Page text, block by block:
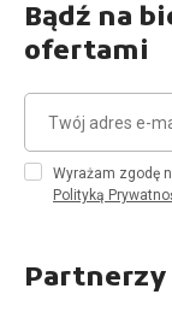
Bądź na
ofertami
Wyrażam zgodę
Polityką
Partnerzy